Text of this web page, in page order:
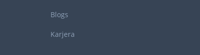
Blogs
Karjera